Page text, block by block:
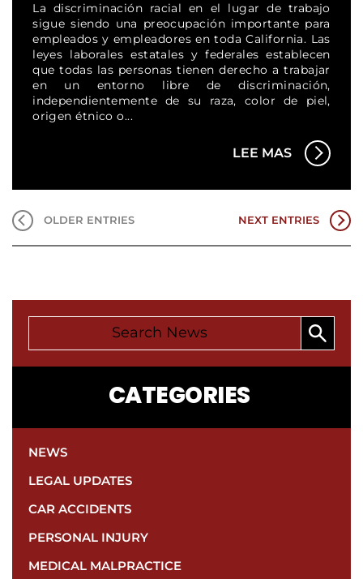
La discriminación racial en el lugar de trabajo
sigue siendo una preocupación importante para
empleados y empleadores en toda California. Las
leyes laborales estatales y federales establecen
que todas las personas tienen derecho a trabajar
en un entorno libre de discriminación,
independientemente de su raza, color de piel,
origen étnico o...
LEE MAS
OLDER ENTRIES NEXT ENTRIES
CATEGORIES
NEWS
LEGAL UPDATES
CAR ACCIDENTS
PERSONAL INJURY
MEDICAL MALPRACTICE